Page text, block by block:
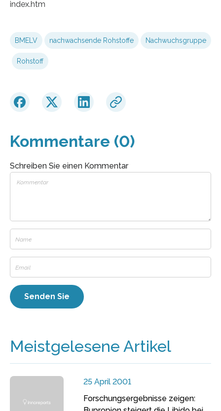
index.htm
BMELV nachwachsende Rohstoffe Nachwuchsgruppe
Rohstoff
Kommentare (0)
Schreiben Sie einen Kommentar
Meistgelesene Artikel
25 April 2001
Forschungsergebnisse zeigen: